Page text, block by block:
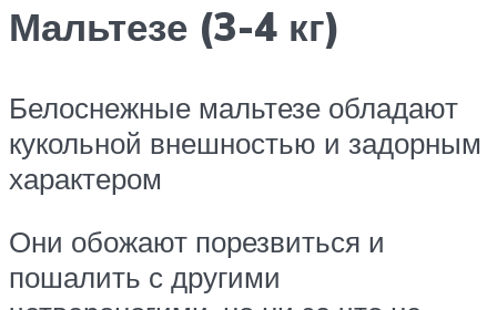
Мальтезе (3-4 кг)
Белоснежные мальтезе обладают
кукольной внешностью и задорным
характером
Они обожают порезвиться и
пошалить с другими